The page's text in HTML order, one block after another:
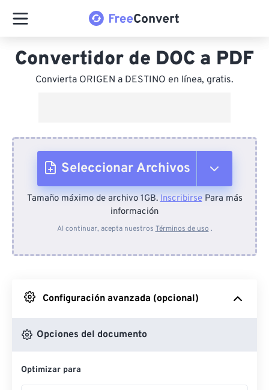
Convertidor de DOC a PDF
Convierta ORIGEN a DESTINO en línea, gratis.
Seleccionar Archivos
Desde el dispositivo
Desde Google Drive
Desde OneDrive
Desde URL
Tamaño máximo de archivo 1GB.InscribirsePara más
información
Al continuar, acepta nuestros Términos de uso .
Configuración avanzada (opcional)
Opciones del documento
Optimizar para